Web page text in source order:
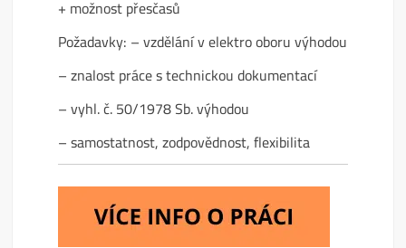
+ možnost přesčasů
Požadavky: – vzdělání v elektro oboru výhodou
– znalost práce s technickou dokumentací
– vyhl. č. 50/1978 Sb. výhodou
– samostatnost, zodpovědnost, flexibilita